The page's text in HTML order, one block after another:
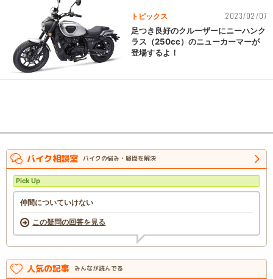
トピックス 2023/02/07
足つき良好のクルーザーにニーハンク
ラス（250cc）のニューカーマーが
登場するよ！
バイク相談室 バイクの悩み・疑問を解決
Pick Up
仲間についていけない
この疑問の回答を見る
人気の記事 みんなが読んでる